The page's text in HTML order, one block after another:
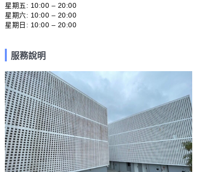
星期五: 10:00 – 20:00
星期六: 10:00 – 20:00
服務說明